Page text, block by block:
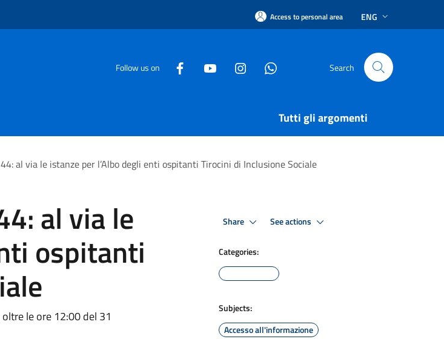
Access to personal area ENG
Follow us on Search
Tutti gli argomenti
al via le istanze per l’Albo degli enti ospitanti Tirocini di Inclusione Sociale
al via le
ospitanti
le ore 12:00 del 31
Share See actions
Categories:
Subjects:
Accesso all'informazione